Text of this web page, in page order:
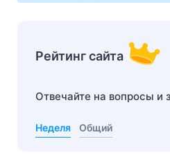
Рейтинг сайта
Отвечайте на вопросы и
Неделя Общий